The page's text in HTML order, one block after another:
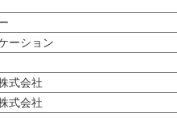
ーション
式会社
式会社